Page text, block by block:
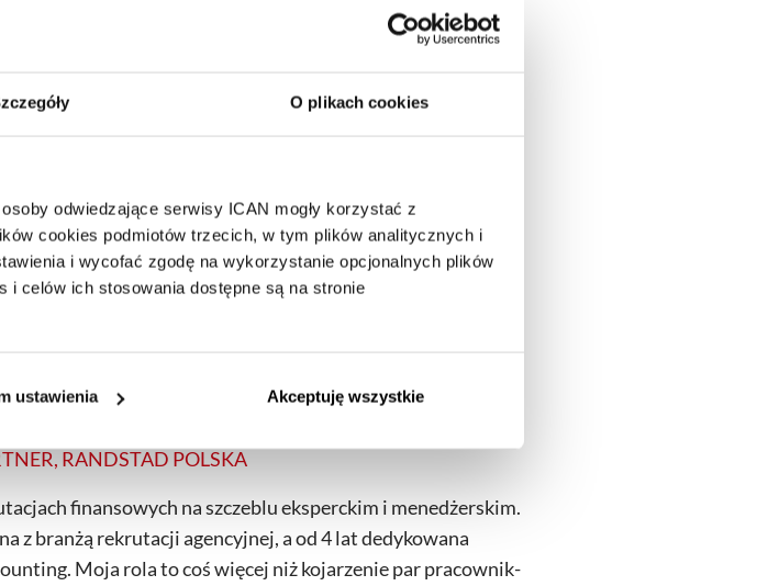
O plikach cookies
odwiedzające serwisy ICAN mogły korzystać z
cookies podmiotów trzecich, w tym plików analitycznych i
i wycofać zgodę na wykorzystanie opcjonalnych plików
i celów ich stosowania dostępne są na stronie
ustawienia Akceptuję wszystkie
by zwiększać szansę na dobry hire.
i menadżerów, którzy chcą lepiej rozumieć
jak i organizacji.
RANDSTAD POLSKA
finansowych na szczeblu eksperckim i menedżerskim.
z branżą rekrutacji agencyjnej, a od 4 lat dedykowana
Moja rola to coś więcej niż kojarzenie par pracownik-